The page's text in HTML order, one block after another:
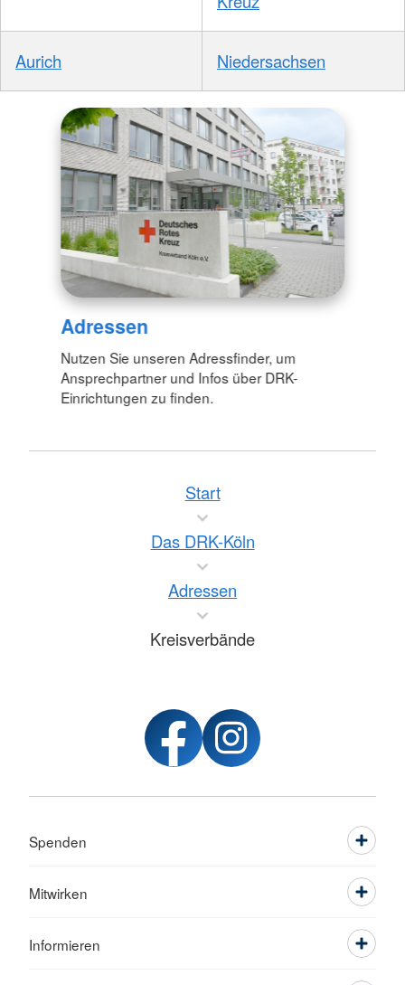
Aurich Niedersachsen
Adressen
Nutzen Sie unseren Adressfinder, um
Ansprechpartner und Infos über DRK-
Einrichtungen zu finden.
Start
Das DRK-Köln
Adressen
Kreisverbände
Spenden
Mitwirken
Informieren